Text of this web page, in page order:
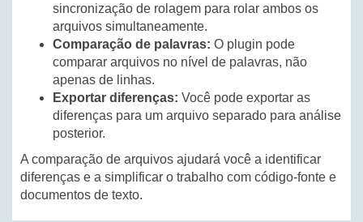
sincronização de rolagem para rolar ambos os
arquivos simultaneamente.
Comparação de palavras: O plugin pode
comparar arquivos no nível de palavras, não
apenas de linhas.
Exportar diferenças: Você pode exportar as
diferenças para um arquivo separado para análise
posterior.
A comparação de arquivos ajudará você a identificar
diferenças e a simplificar o trabalho com código-fonte e
documentos de texto.